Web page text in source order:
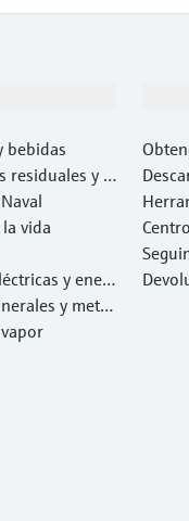
bebidas
residuales y r
vida
y ener
y metal